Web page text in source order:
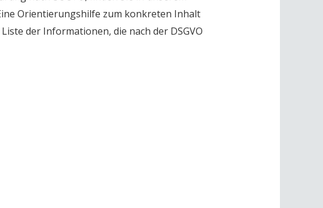
Orientierungshilfe zum konkreten Inhalt
der Informationen, die nach der DSGVO